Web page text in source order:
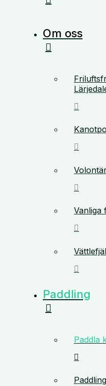
Om oss
Vanliga
Paddling
Paddla